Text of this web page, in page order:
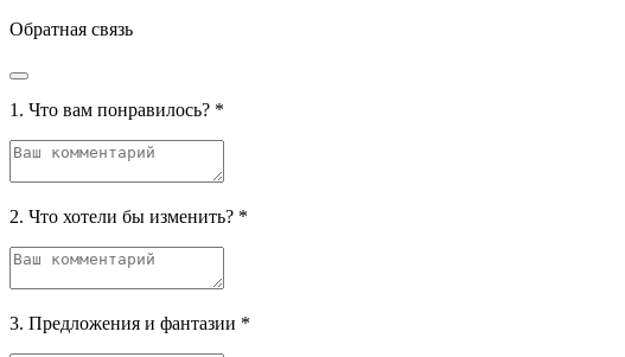
Обратная связь
1. Что вам понравилось? *
2. Что хотели бы изменить? *
3. Предложения и фантазии *